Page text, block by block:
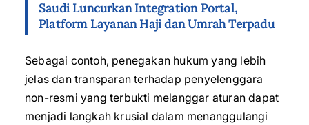
Saudi Luncurkan Integration Portal,
Platform Layanan Haji dan Umrah Terpadu
Sebagai contoh, penegakan hukum yang lebih
jelas dan transparan terhadap penyelenggara
non-resmi yang terbukti melanggar aturan dapat
menjadi langkah krusial dalam menanggulangi